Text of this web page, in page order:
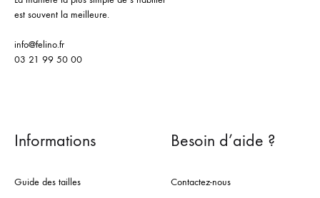
est souvent la meilleure.
info@felino.fr
03 21 99 50 00
Informations
Guide des tailles
Besoin d’aide ?
Contactez-nous